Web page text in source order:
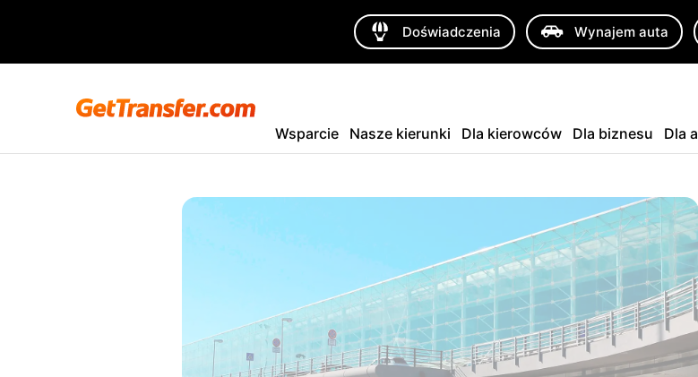
Doświadczenia Wynajem auta
Wsparcie Nasze kierunki Dla kierowców Dla biznesu Dla